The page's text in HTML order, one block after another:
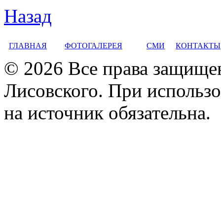
Назад
ГЛАВНАЯ ФОТОГАЛЕРЕЯ СМИ КОНТАКТЫ
© 2026 Все права
Лисовского. При
на источник обязательна.